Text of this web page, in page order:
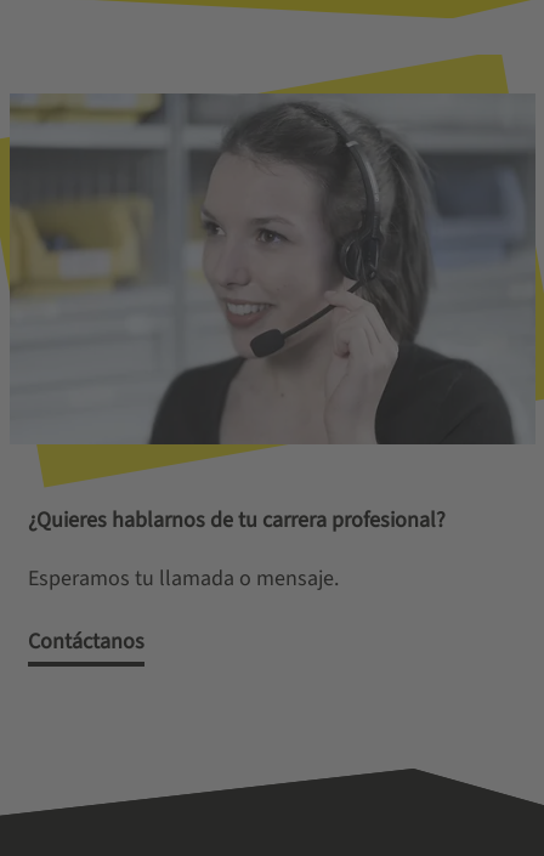
¿Quieres hablarnos de tu carrera profesional?
Esperamos tu llamada o mensaje.
Contáctanos